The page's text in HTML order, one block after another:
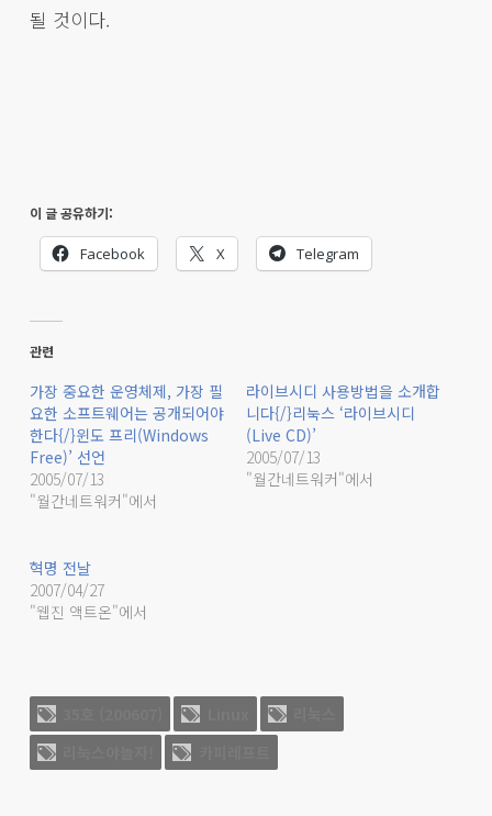
될 것이다.
이 글 공유하기:
Facebook X Telegram
관련
가장 중요한 운영체제, 가장 필
요한 소프트웨어는 공개되어야
한다{/}윈도 프리(Windows
Free)’ 선언
2005/07/13
"월간네트워커"에서
라이브시디 사용방법을 소개합
니다{/}리눅스 ‘라이브시디
(Live CD)’
2005/07/13
"월간네트워커"에서
혁명 전날
2007/04/27
"웹진 액트온"에서